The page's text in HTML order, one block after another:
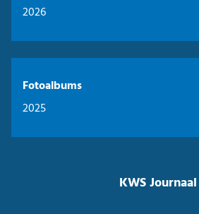
2026
Fotoalbums
2025
KWS Journaal